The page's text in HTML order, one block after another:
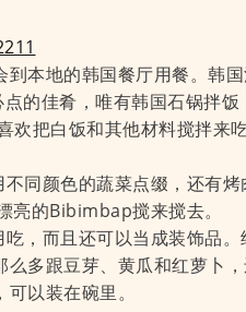
本地的韩国餐厅用餐。韩国
的佳肴，唯有韩国石锅拌
欢把白饭和其他材料搅拌来
同颜色的蔬菜点缀，还有
亮的Bibimbap搅来搅去。
，而且还可以当成装饰品
多跟豆芽、黄瓜和红萝卜
可以装在碗里。